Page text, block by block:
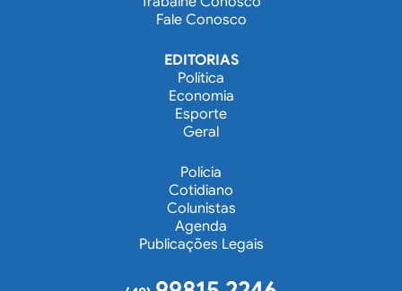
Fale Conosco
EDITORIAS
Política
Economia
Esporte
Geral
Polícia
Cotidiano
Colunistas
Agenda
Publicações Legais